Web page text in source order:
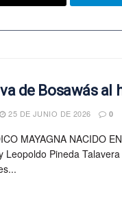
de Bosawás
25 DE JUNIO DE 2026 0
MAYAGNA NACIDO
Leopoldo Pineda